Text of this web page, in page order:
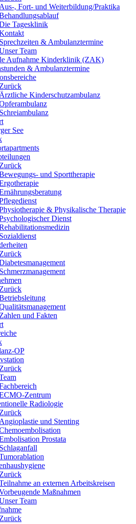
Aus-, Fort- und Weiterbildung/Praktika
Tagesklinik
Sprechzeiten & Ambulanztermine
Team
Aufnahme Kinderklinik (ZAK)
& Ambulanztermine
Zurück
Ärztliche Kinderschutzambulanz
Schreiambulanz
See
Zurück
und Sporttherapie
& Physikalische Therapie
Dienst
Sozialdienst
Zurück
Schmerzmanagement
Zurück
Zahlen und Fakten
OP
Zurück
Zentrum
Radiologie
Zurück
Angioplastie und Stenting
Prostata
Schlaganfall
Zurück
an externen Arbeitskreisen
Maßnahmen
Team
Zurück